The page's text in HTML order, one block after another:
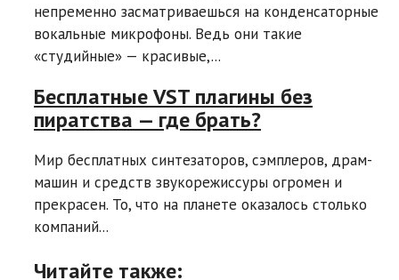
непременно засматриваешься на конденсаторные
вокальные микрофоны. Ведь они такие
«студийные» — красивые,...
Бесплатные VST плагины без
пиратства — где брать?
Мир бесплатных синтезаторов, сэмплеров, драм-
машин и средств звукорежиссуры огромен и
прекрасен. То, что на планете оказалось столько
компаний...
Читайте также: